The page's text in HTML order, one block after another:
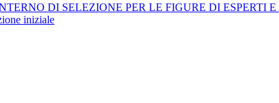
DI SELEZIONE PER LE FIGURE DI ESPERTI
iniziale